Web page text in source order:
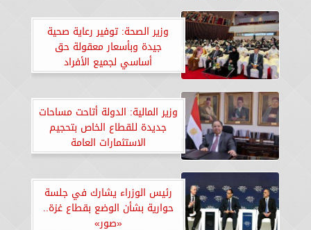
وزير الصحة: توفير رعاية صحية
جيدة وبأسعار معقولة حق
أساسي لجميع الأفراد
وزير المالية: الدولة أتاحت مساحات
جديدة للقطاع الخاص بتحجيم
الاستثمارات العامة
رئيس الوزراء يشارك في جلسة
حوارية بشأن الوضع بقطاع غزة..
«صور»